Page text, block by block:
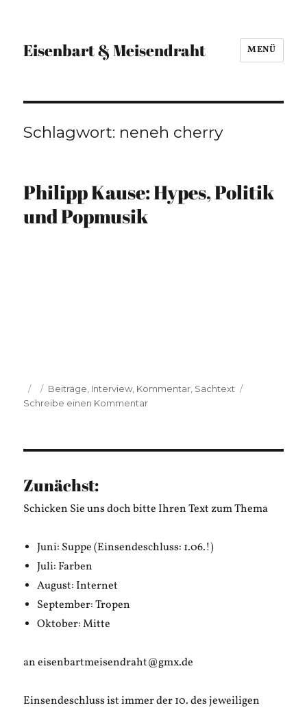
Eisenbart & Meisendraht MENÜ
Schlagwort: neneh cherry
Philipp Kause: Hypes, Politik
und Popmusik
Veröffentlicht
am
Kategorien
Beiträge Interview Kommentar Sachtext
Schreibe einen Kommentarzu
Zunächst:
Schicken Sie uns doch bitte Ihren Text zum Thema
Juni: Suppe (Einsendeschluss: 1.06.!)
Juli: Farben
August: Internet
September: Tropen
Oktober: Mitte
an eisenbartmeisendraht@gmx.de
Einsendeschluss ist immer der 10. des jeweiligen